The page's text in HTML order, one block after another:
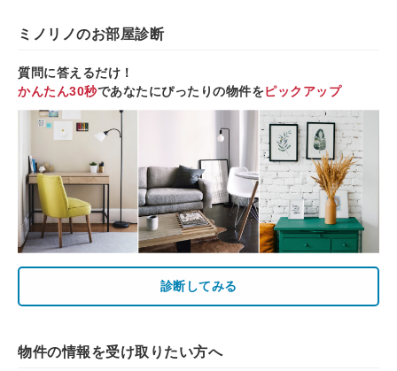
ミノリノのお部屋診断
質問に答えるだけ！
かんたん30秒であなたにぴったりの物件をピックアップ
診断してみる
物件の情報を受け取りたい方へ